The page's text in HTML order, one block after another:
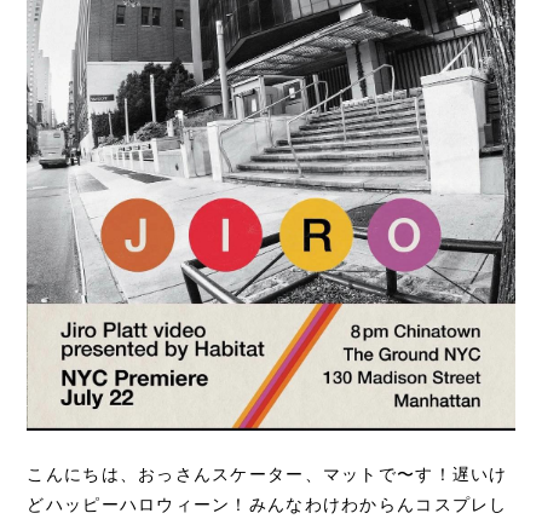
こんにちは、おっさんスケーター、マットで〜す！遅いけ
どハッピーハロウィーン！みんなわけわからんコスプレし